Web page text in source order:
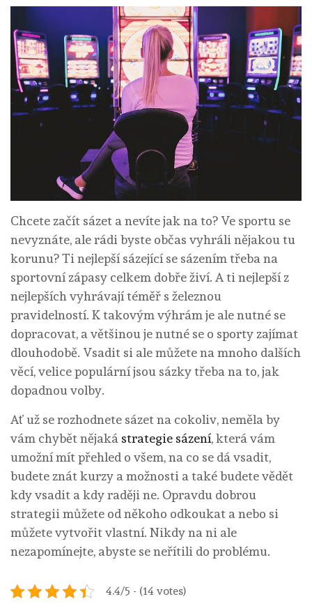
Chcete začít sázet a nevíte jak na to? Ve sportu se
nevyznáte, ale rádi byste občas vyhráli nějakou tu
korunu? Ti nejlepší sázející se sázením třeba na
sportovní zápasy celkem dobře živí. A ti nejlepší z
nejlepších vyhrávají téměř s železnou
pravidelností. K takovým výhrám je ale nutné se
dopracovat, a většinou je nutné se o sporty zajímat
dlouhodobě. Vsadit si ale můžete na mnoho dalších
věcí, velice populární jsou sázky třeba na to, jak
dopadnou volby.
Ať už se rozhodnete sázet na cokoliv, neměla by
vám chybět nějaká strategie sázení, která vám
umožní mít přehled o všem, na co se dá vsadit,
budete znát kurzy a možnosti a také budete vědět
kdy vsadit a kdy raději ne. Opravdu dobrou
strategii můžete od někoho odkoukat a nebo si
můžete vytvořit vlastní. Nikdy na ni ale
nezapomínejte, abyste se neřítili do problému.
4.4/5 - (14 votes)